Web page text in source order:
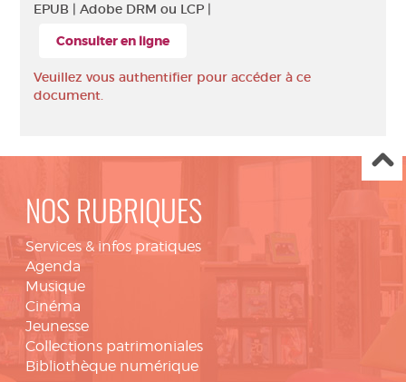
EPUB | Adobe DRM ou LCP |
Consulter en ligne
Veuillez vous authentifier pour accéder à ce
document.
NOS RUBRIQUES
Services & infos pratiques
Agenda
Musique
Cinéma
Jeunesse
Collections patrimoniales
Bibliothèque numérique